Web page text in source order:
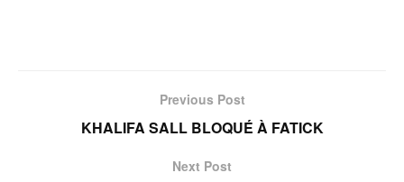
Previous Post
KHALIFA SALL BLOQUÉ À FATICK
Next Post